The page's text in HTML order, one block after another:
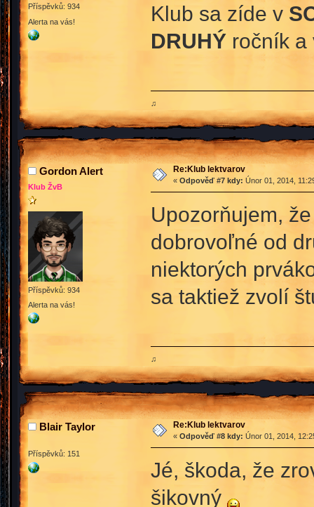
Příspěvků: 934
Alerta na vás!
Klub sa zíde v
DRUHÝročník a
♫
Gordon Alert
Klub ŽvB
Příspěvků: 934
Alerta na vás!
Re:Klub lektvarov
« Odpověď #7 kdy: Únor 01, 2014,
Upozorňujem,
dobrovoľné od
niektorých
sa taktiež zvolí
♫
Blair Taylor
Příspěvků: 151
Re:Klub lektvarov
« Odpověď #8 kdy: Únor 01, 2014,
Jé, škoda, že
šikovný